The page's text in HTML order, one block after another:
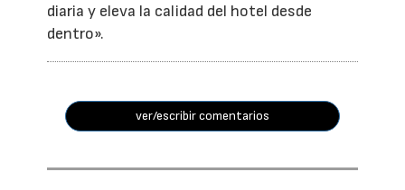
diaria y eleva la calidad del hotel desde
dentro».
ver/escribir comentarios